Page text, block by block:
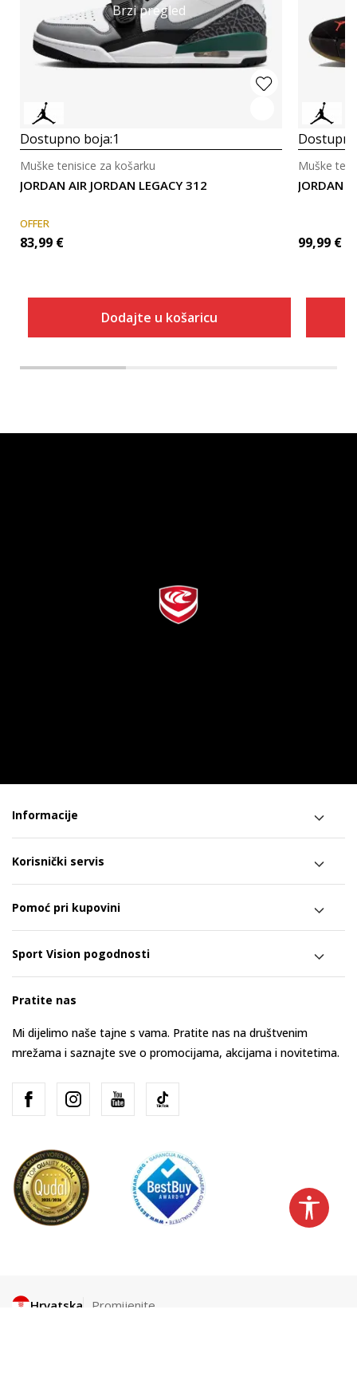
Brzi pregled
Dostupno boja:1
JORDAN AIR JORDAN LEGACY 312
Muške tenisice za košarku
OFFER
83,99 €
Dodajte u košaricu
JORDAN
Muške
99,99 €
Informacije
Korisnički servis
Pomoć pri kupovini
Sport Vision pogodnosti
Pratite nas
Mi dijelimo naše tajne s vama. Pratite nas na društvenim
mrežama i saznajte sve o promocijama, akcijama i novitetima.
Hrvatska Promijenite